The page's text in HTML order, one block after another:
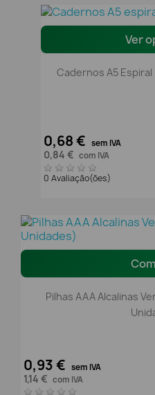
Ver
Cadernos A5 Espiral
0,68 € sem IVA
0,84 € com IVA
0 Avaliação(ões)
Pilhas AAA Alcalinas
0,93 € sem IVA
1,14 € com IVA